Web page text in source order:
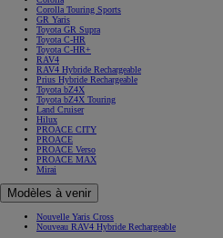
Corolla Touring Sports
GR Yaris
Toyota GR Supra
Toyota C-HR
Toyota C-HR+
RAV4
RAV4 Hybride Rechargeable
Prius Hybride Rechargeable
Toyota bZ4X
Toyota bZ4X Touring
Land Cruiser
Hilux
PROACE CITY
PROACE
PROACE Verso
PROACE MAX
Mirai
Modèles à venir
Nouvelle Yaris Cross
Nouveau RAV4 Hybride Rechargeable